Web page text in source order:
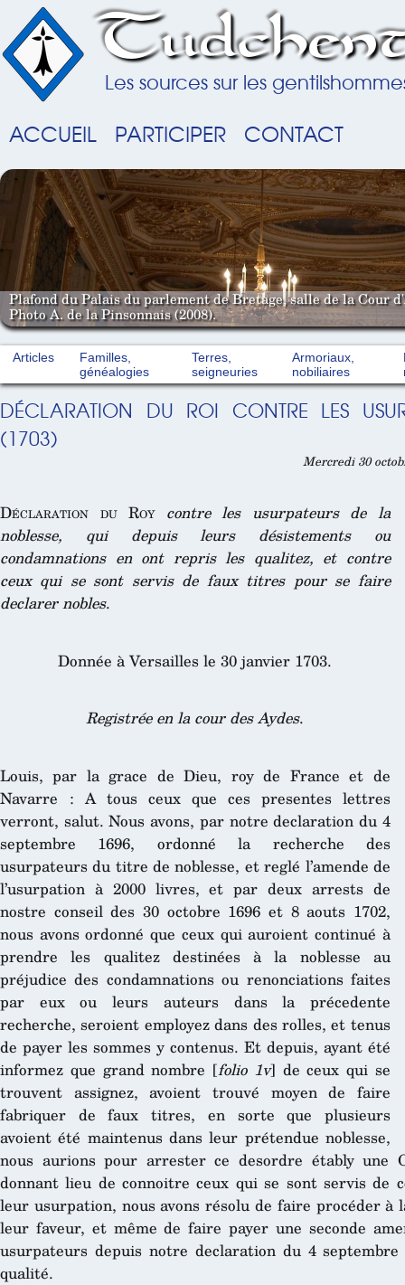
Les sources sur les
ACCUEIL PARTICIPER CONTACT
Plafond du Palais du parlement de Bretage, salle de la Cour
Photo A. de la Pinsonnais (2008).
Articles
Familles,
généalogies
Terres,
seigneuries
Armoriaux,
nobiliaires
DÉCLARATION DU ROI CONTRE LES
(1703)
Mercredi 30
Déclaration du Roy contre les usurpateurs de la
noblesse, qui depuis leurs désistements ou
condamnations en ont repris les qualitez, et contre
ceux qui se sont servis de faux titres pour se faire
declarer nobles.
Donnée à Versailles le 30 janvier 1703.
Registrée en la cour des Aydes.
Louis, par la grace de Dieu, roy de France et de
Navarre : A tous ceux que ces presentes lettres
verront, salut. Nous avons, par notre declaration du 4
septembre 1696, ordonné la recherche des
usurpateurs du titre de noblesse, et reglé l’amende de
l’usurpation à 2000 livres, et par deux arrests de
nostre conseil des 30 octobre 1696 et 8 aouts 1702,
nous avons ordonné que ceux qui auroient continué à
prendre les qualitez destinées à la noblesse au
préjudice des condamnations ou renonciations faites
par eux ou leurs auteurs dans la précedente
recherche, seroient employez dans des rolles, et tenus
de payer les sommes y contenus. Et depuis, ayant été
informez que grand nombre [folio 1v] de ceux qui se
trouvent assignez, avoient trouvé moyen de faire
fabriquer de faux titres, en sorte que plusieurs
avoient été maintenus dans leur prétendue noblesse,
nous aurions pour arrester ce desordre étably une
donnant lieu de connoitre ceux qui se sont servis de
leur usurpation, nous avons résolu de faire procéder à
leur faveur, et même de faire payer une seconde
usurpateurs depuis notre declaration du 4
qualité.